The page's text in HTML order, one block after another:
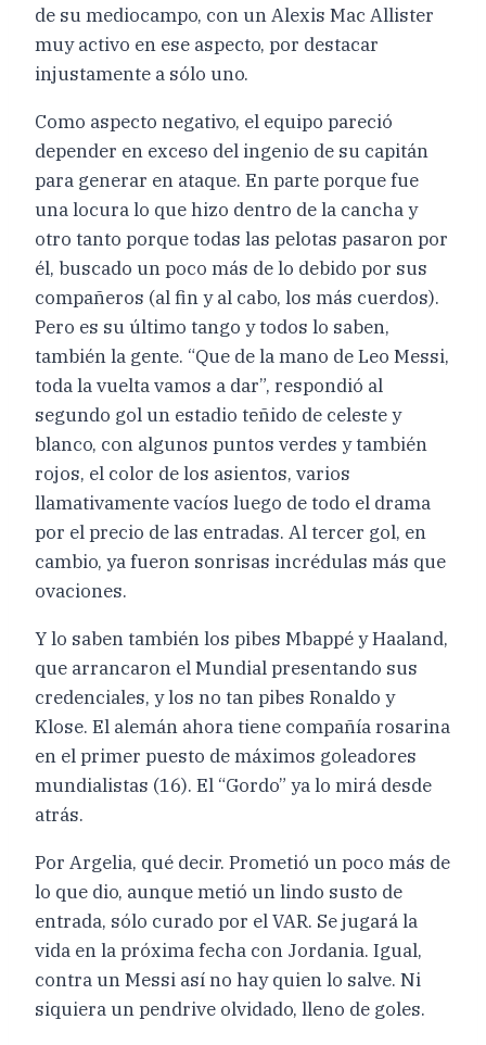
de su mediocampo, con un Alexis Mac Allister
muy activo en ese aspecto, por destacar
injustamente a sólo uno.
Como aspecto negativo, el equipo pareció
depender en exceso del ingenio de su capitán
para generar en ataque. En parte porque fue
una locura lo que hizo dentro de la cancha y
otro tanto porque todas las pelotas pasaron por
él, buscado un poco más de lo debido por sus
compañeros (al fin y al cabo, los más cuerdos).
Pero es su último tango y todos lo saben,
también la gente. “Que de la mano de Leo Messi,
toda la vuelta vamos a dar”, respondió al
segundo gol un estadio teñido de celeste y
blanco, con algunos puntos verdes y también
rojos, el color de los asientos, varios
llamativamente vacíos luego de todo el drama
por el precio de las entradas. Al tercer gol, en
cambio, ya fueron sonrisas incrédulas más que
ovaciones.
Y lo saben también los pibes Mbappé y Haaland,
que arrancaron el Mundial presentando sus
credenciales, y los no tan pibes Ronaldo y
Klose. El alemán ahora tiene compañía rosarina
en el primer puesto de máximos goleadores
mundialistas (16). El “Gordo” ya lo mirá desde
atrás.
Por Argelia, qué decir. Prometió un poco más de
lo que dio, aunque metió un lindo susto de
entrada, sólo curado por el VAR. Se jugará la
vida en la próxima fecha con Jordania. Igual,
contra un Messi así no hay quien lo salve. Ni
siquiera un pendrive olvidado, lleno de goles.